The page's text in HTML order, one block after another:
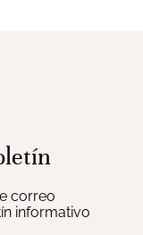
correo
informativo